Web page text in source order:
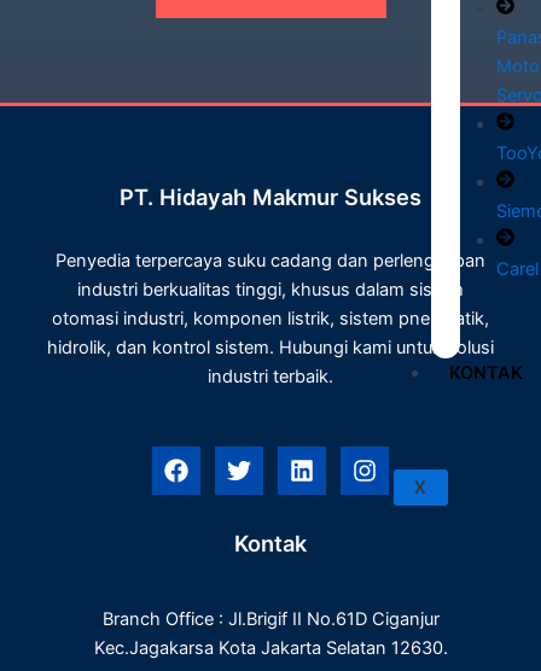
Carel
KONTAK
X
PT. Hidayah Makmur Sukses
Penyedia terpercaya suku cadang dan perlengkapan
industri berkualitas tinggi, khusus dalam sistem
otomasi industri, komponen listrik, sistem pneumatik,
hidrolik, dan kontrol sistem. Hubungi kami untuk solusi
industri terbaik.
F
a
k
T
w
t
t
L
i
e
n
I
n
a
m
Kontak
Branch Office : Jl.Brigif II No.61D Ciganjur
Kec.Jagakarsa Kota Jakarta Selatan 12630.